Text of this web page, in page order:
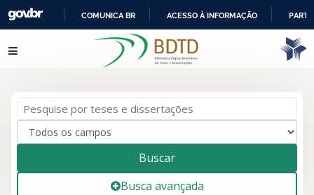
IR
PARA
COMUNICA BR ACESSO À INFORMAÇÃO
Pular para o conteúdo
Buscar
Busca avançada